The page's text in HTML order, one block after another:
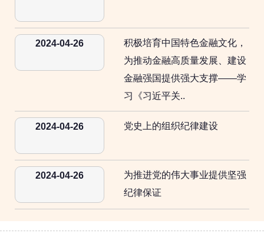
2024-04-26
积极培育中国特色金融文化，
为推动金融高质量发展、建设
金融强国提供强大支撑——学
习《习近平关..
2024-04-26 党史上的组织纪律建设
2024-04-26
为推进党的伟大事业提供坚强
纪律保证